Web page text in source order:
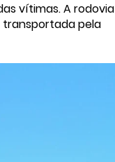
vítimas. A rodovia
transportada pela